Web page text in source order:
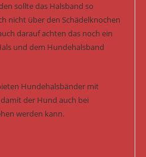
sollte das Halsband so
nicht über den Schädelknochen
darauf achten das noch ein
und dem Hundehalsband
Hundehalsbänder mit
der Hund auch bei
werden kann.